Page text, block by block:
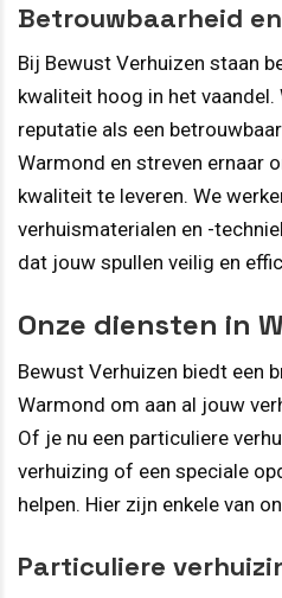
Betrouwbaarheid
Bij Bewust Verhuizen staan
kwaliteit hoog in het
reputatie als een
Warmond en streven ernaar
kwaliteit te leveren. We
verhuismaterialen en -
dat jouw spullen veilig en
Onze diensten in
Bewust Verhuizen biedt een
Warmond om aan al jouw
Of je nu een particuliere
verhuizing of een speciale
helpen. Hier zijn enkele van
Particuliere